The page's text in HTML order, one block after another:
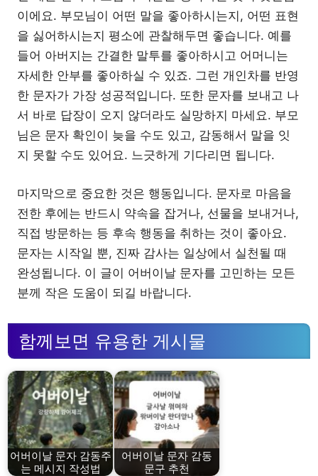
이에요. 부모님이 어떤 말을 좋아하시는지, 어떤 표현
을 싫어하시는지 평소에 관찰해두면 좋습니다. 예를
들어 아버지는 간결한 말투를 좋아하시고 어머니는
자세한 안부를 좋아하실 수 있죠. 그런 개인차를 반영
한 문자가 가장 성공적입니다. 또한 문자를 보내고 나
서 바로 답장이 오지 않더라도 실망하지 마세요. 부모
님은 문자 확인이 늦을 수도 있고, 감동해서 말을 잇
지 못할 수도 있어요. 느긋하게 기다리면 됩니다.
마지막으로 중요한 것은 행동입니다. 문자로 마음을
전한 후에는 반드시 약속을 잡거나, 선물을 보내거나,
직접 방문하는 등 후속 행동을 취하는 것이 좋아요.
문자는 시작일 뿐, 진짜 감사는 일상에서 실천될 때
완성됩니다. 이 글이 어버이날 문자를 고민하는 모든
분께 작은 도움이 되길 바랍니다.
함께보면 유용한 게시물
어버이날 문자 감동주
는 메시지 작성법
어버이날 문자 감동
문구 추천